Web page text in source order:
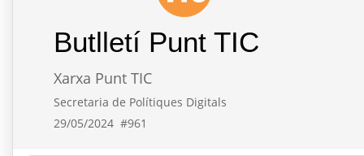
Butlletí Punt TIC
Xarxa Punt TIC
Secretaria de Polítiques Digitals
29/05/2024 #961